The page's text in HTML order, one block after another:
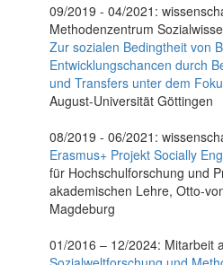
09/2019 - 04/2021:
Methodenzentrum
Zur sozialen Bedingtheit von
Entwicklungschancen durch
und Transfers unter dem
August-Universität Göttingen
08/2019 - 06/2021:
Erasmus+ Projekt Socially
für Hochschulforschung und
akademischen Lehre, Otto-
Magdeburg
01/2016 – 12/2024: Mitarbeit